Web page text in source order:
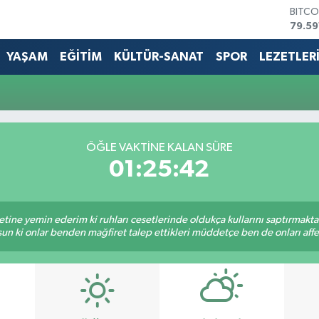
YAŞAM EĞİTİM KÜLTÜR-SANAT SPOR
ÖĞLE VAKTİNE KALAN SÜRE
01:25:42
yemin ederim ki ruhları cesetlerinde oldukça kullarını
ki onlar benden mağfiret talep ettikleri müddetçe ben de onları